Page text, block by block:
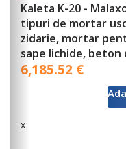
Kaleta K-20 -
tipuri de mortar
zidarie, mortar
sape lichide,
6,185.52 €
x